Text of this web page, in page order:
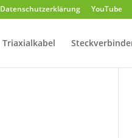
Datenschutzerklärung YouTube
Triaxialkabel